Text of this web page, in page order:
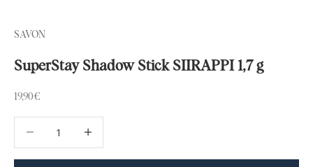
SAVON
SuperStay Shadow Stick SIIRAPPI 1,7 g
Alennushinta
19,90€